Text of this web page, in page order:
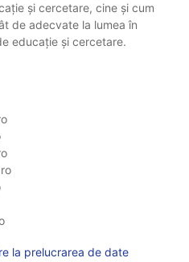
și cercetare, cine și cum
de adecvate la lumea în
educație și cercetare.
la prelucrarea de date